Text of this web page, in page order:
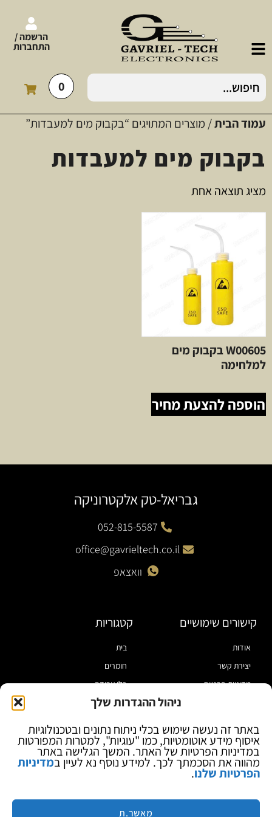
ניהול ההגדרות שלך
באתר זה נעשה שימוש בכלי ניתוח נתונים ובטכנולוגיות
איסוף מידע אוטומטיות, כמו "עוגיות", למטרות המפורטות
במדיניות הפרטיות של האתר. המשך הגלישה באתר
מהווה את הסכמתך לכך. למידע נוסף נא לעיין במדיניות
הפרטיות שלנו.
מאשר.ת
הרשמה /
התחברות
0
עמוד הבית/ מוצרים המתויגים “בקבוק מים למעבדות”
בקבוק מים למעבדות
מציג תוצאה אחת
W00605 בקבוק מים
למלחימה
הוספה להצעת מחיר
גבריאל-טק אלקטרוניקה
052-815-5587
office@gavrieltech.co.il
וואצאפ
קישורים שימושיים
אודות
יצירת קשר
מדיניות פרטיות
בלוג
קטגוריות
בית
חומרים
כלי עבודה
מוצרי הלחמה
ספקי כח ומודדים
ציוד אופטי להגדלה
מותגים